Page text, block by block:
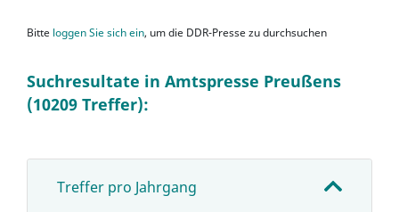
Bitte loggen Sie sich ein, um die DDR-Presse zu durchsuchen
Suchresultate in Amtspresse Preußens
(10209 Treffer):
Treffer pro Jahrgang